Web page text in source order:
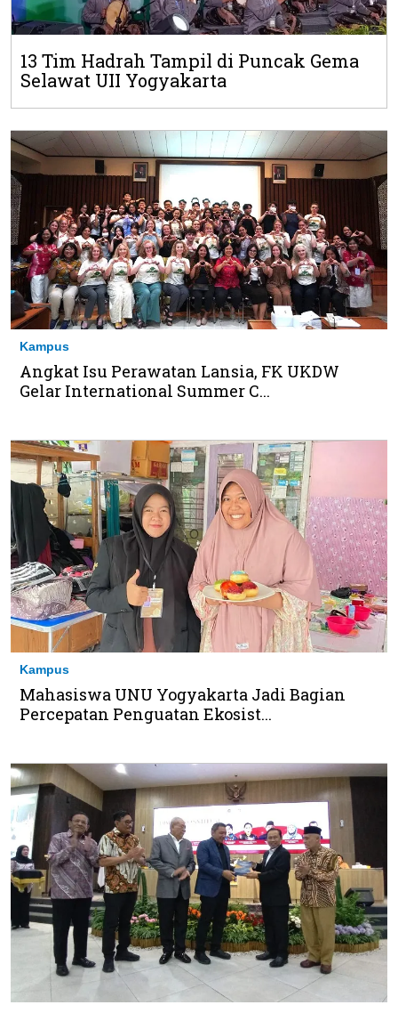
13 Tim Hadrah Tampil di Puncak Gema
Selawat UII Yogyakarta
Kampus
Angkat Isu Perawatan Lansia, FK UKDW
Gelar International Summer C...
Kampus
Mahasiswa UNU Yogyakarta Jadi Bagian
Percepatan Penguatan Ekosist...